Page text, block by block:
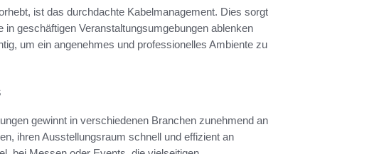
ist das durchdachte Kabelmanagement. Dies sorgt
geschäftigen Veranstaltungsumgebungen ablenken
um ein angenehmes und professionelles Ambiente zu
gewinnt in verschiedenen Branchen zunehmend an
ihren Ausstellungsraum schnell und effizient an